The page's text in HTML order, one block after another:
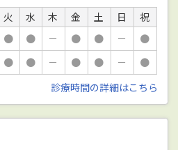
火 水 木 金 土 日
祝
● ● － ● ● －
●
● ● － ● ● －
●
診療時間の詳細はこちら